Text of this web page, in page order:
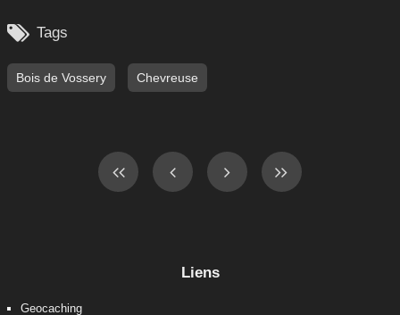
 Tags
Bois de Vossery Chevreuse
Liens
Geocaching